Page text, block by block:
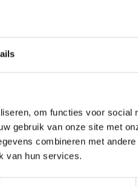
om functies voor social
gebruik van onze site met
combineren met
van hun services.